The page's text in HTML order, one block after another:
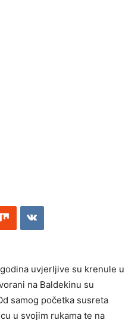
uvjerljive su krenule u
na Baldekinu su
samog početka susreta
u svojim rukama te na